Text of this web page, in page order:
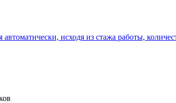
автоматически, исходя из стажа работы,